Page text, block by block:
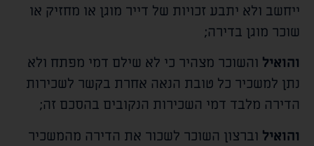
ייחשב ולא יתבע זכויות של דייר מוגן או מחזיק או
שוכר מוגן בדירה;
והואיל והשוכר מצהיר כי לא שילם דמי מפתח ולא
נתן למשכיר כל טובת הנאה אחרת בקשר לשכירות
הדירה מלבד דמי השכירות הנקובים בהסכם זה;
והואיל וברצון השוכר לשכור את הדירה מהמשכיר